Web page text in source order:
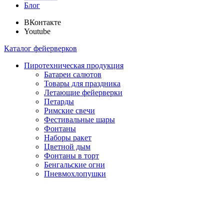
Блог
ВКонтакте
Youtube
Каталог фейерверков
Пиротехническая продукция
Батареи салютов
Товары для праздника
Летающие фейерверки
Петарды
Римские свечи
Фестивальные шары
Фонтаны
Наборы ракет
Цветной дым
Фонтаны в торт
Бенгальские огни
Пневмохлопушки